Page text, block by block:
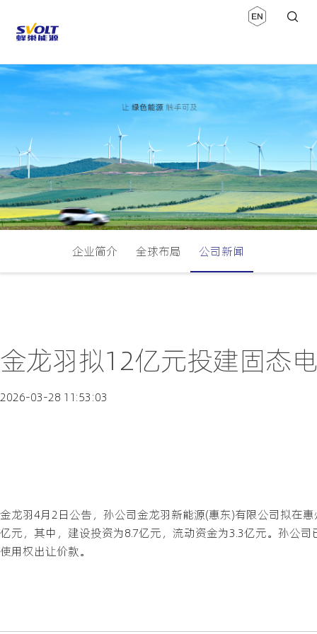
企业简介 全球布局 公司新闻
金龙羽拟12亿元投建固态
2026-03-28 11:53:03
金龙羽4月2日公告，孙公司金龙羽新能源(惠东)有限公司拟在
亿元，其中，建设投资为8.7亿元，流动资金为3.3亿元。孙公
使用权出让价款。